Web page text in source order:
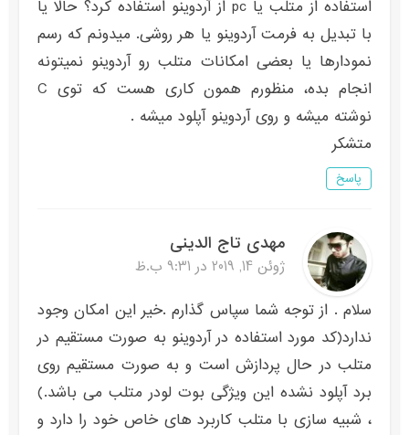
استفاده از متلب یا pc از آردوینو استفاده کرد؟ حالا یا
با تبدیل به فرمت آردوینو یا هر روشی. میدونم که رسم
نمودارها یا بعضی امکانات متلب رو آردوینو نمیتونه
انجام بده، منظورم همون کاری هست که توی C
نوشته میشه و روی آردوینو آپلود میشه .
متشکر
پاسخ
مهدی تاج الدینی
ژوئن 14, 2019 در 9:31 ب.ظ
سلام . از توجه شما سپاس گذارم .خیر این امکان وجود
ندارد(کد مورد استفاده در آردوینو به صورت مستقیم در
متلب در حال پردازش است و به صورت مستقیم روی
برد آپلود نشده این ویژگی بوت لودر متلب می باشد.)
، شبیه سازی با متلب کاربرد های خاص خود را دارد و